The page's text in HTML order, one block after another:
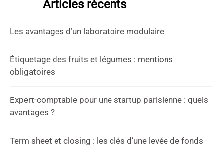
Articles récents
Les avantages d’un laboratoire modulaire
Étiquetage des fruits et légumes : mentions
obligatoires
Expert-comptable pour une startup parisienne : quels
avantages ?
Term sheet et closing : les clés d’une levée de fonds